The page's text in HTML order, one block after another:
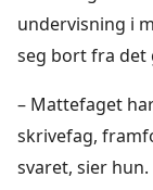
undervisning i
seg bort fra det
– Mattefaget
skrivefag,
svaret, sier hun.